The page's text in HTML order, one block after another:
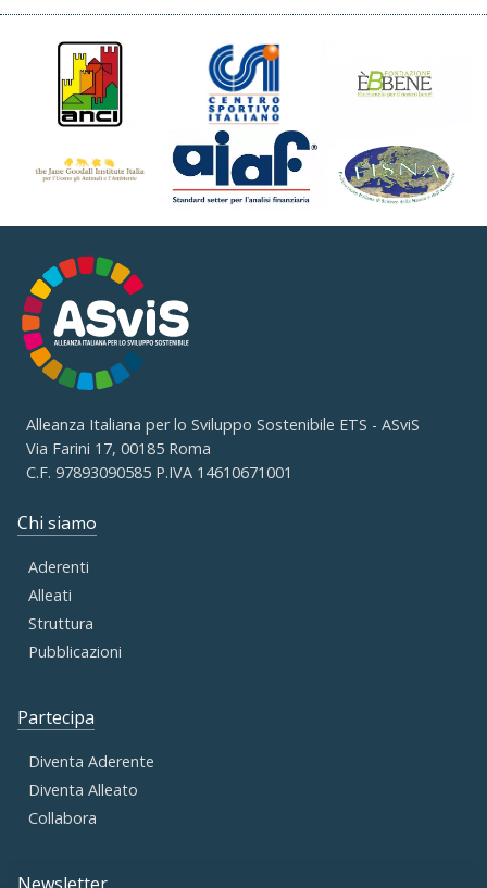
Alleanza Italiana per lo Sviluppo Sostenibile ETS - ASviS
Via Farini 17, 00185 Roma
C.F. 97893090585 P.IVA 14610671001
Chi siamo
Aderenti
Alleati
Struttura
Pubblicazioni
Partecipa
Diventa Aderente
Diventa Alleato
Collabora